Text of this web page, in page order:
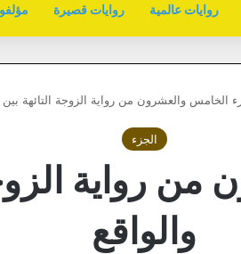
روايات عالمية روايات قصيرة
الخامس والعشرون من رواية الزوجة التائهة بين
الجزء
رواية
والواقع